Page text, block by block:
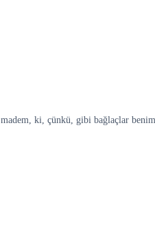
ki, çünkü, gibi bağlaçlar